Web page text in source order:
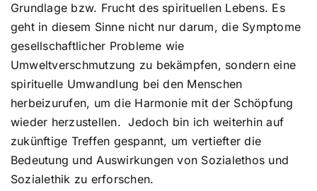
Grundlage bzw. Frucht des spirituellen Lebens. Es
geht in diesem Sinne nicht nur darum, die Symptome
gesellschaftlicher Probleme wie
Umweltverschmutzung zu bekämpfen, sondern eine
spirituelle Umwandlung bei den Menschen
herbeizurufen, um die Harmonie mit der Schöpfung
wieder herzustellen. Jedoch bin ich weiterhin auf
zukünftige Treffen gespannt, um vertiefter die
Bedeutung und Auswirkungen von Sozialethos und
Sozialethik zu erforschen.